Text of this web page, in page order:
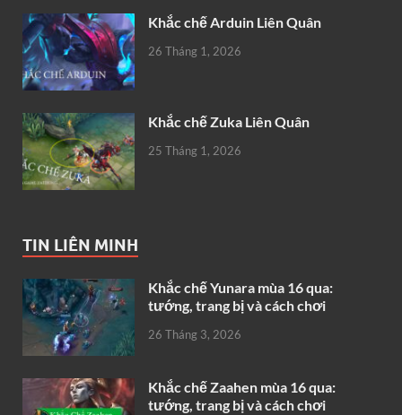
Khắc chế Arduin Liên Quân
26 Tháng 1, 2026
Khắc chế Zuka Liên Quân
25 Tháng 1, 2026
TIN LIÊN MINH
Khắc chế Yunara mùa 16 qua:
tướng, trang bị và cách chơi
26 Tháng 3, 2026
Khắc chế Zaahen mùa 16 qua:
tướng, trang bị và cách chơi